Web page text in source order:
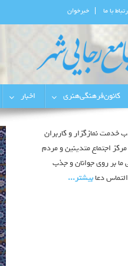
با ما خبرخوان
مسجدکانون‌فرهنگی‌هنری اخبار
خدمت نمازگزار و کاربران
اجتماع متدینین و مردم
بر روی جوانان و جذب
دعابیشتر‫...‬